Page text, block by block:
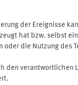
der Ereignisse
hat bzw. selbst
die Nutzung
den